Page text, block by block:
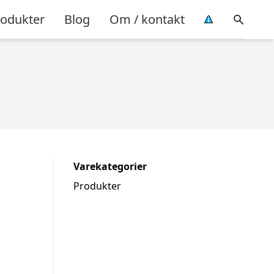
Blog Om / kontakt
Varekategorier
Produkter